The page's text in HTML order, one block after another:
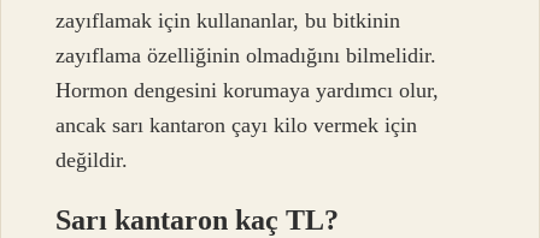
zayıflamak için kullananlar, bu bitkinin
zayıflama özelliğinin olmadığını bilmelidir.
Hormon dengesini korumaya yardımcı olur,
ancak sarı kantaron çayı kilo vermek için
değildir.
Sarı kantaron kaç TL?